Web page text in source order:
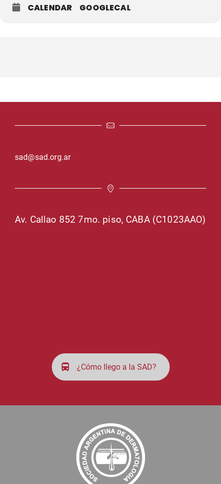
CALENDAR GOOGLECAL
sad@sad.org.ar
Av. Callao 852 7mo. piso, CABA (C1023AAO)
¿Cómo llego a la SAD?